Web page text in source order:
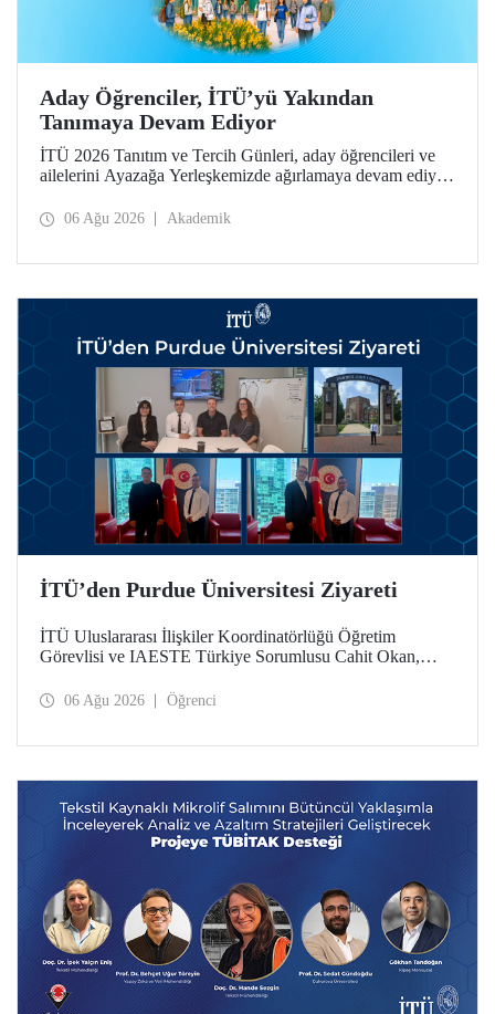
Aday Öğrenciler, İTÜ’yü Yakından
Tanımaya Devam Ediyor
İTÜ 2026 Tanıtım ve Tercih Günleri, aday öğrencileri ve
ailelerini Ayazağa Yerleşkemizde ağırlamaya devam ediyor.
ilgili fakülte ve birimler adaylara bilgi vermeye devam
06 Ağu 2026 Akademik
İTÜ’den Purdue Üniversitesi Ziyareti
İTÜ Uluslararası İlişkiler Koordinatörlüğü Öğretim
Görevlisi ve IAESTE Türkiye Sorumlusu Cahit Okan,
Temmuz tarihlerinde ABD’de dünyanın önde gelen
06 Ağu 2026 Öğrenci